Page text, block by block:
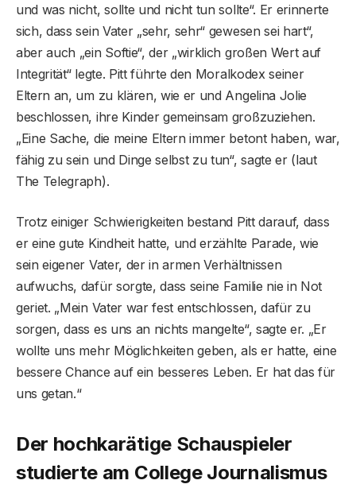
und was nicht, sollte und nicht tun sollte“. Er erinnerte
sich, dass sein Vater „sehr, sehr“ gewesen sei hart“,
aber auch „ein Softie“, der „wirklich großen Wert auf
Integrität“ legte. Pitt führte den Moralkodex seiner
Eltern an, um zu klären, wie er und Angelina Jolie
beschlossen, ihre Kinder gemeinsam großzuziehen.
„Eine Sache, die meine Eltern immer betont haben, war,
fähig zu sein und Dinge selbst zu tun“, sagte er (laut
The Telegraph).
Trotz einiger Schwierigkeiten bestand Pitt darauf, dass
er eine gute Kindheit hatte, und erzählte Parade, wie
sein eigener Vater, der in armen Verhältnissen
aufwuchs, dafür sorgte, dass seine Familie nie in Not
geriet. „Mein Vater war fest entschlossen, dafür zu
sorgen, dass es uns an nichts mangelte“, sagte er. „Er
wollte uns mehr Möglichkeiten geben, als er hatte, eine
bessere Chance auf ein besseres Leben. Er hat das für
uns getan.“
Der hochkarätige Schauspieler
studierte am College Journalismus